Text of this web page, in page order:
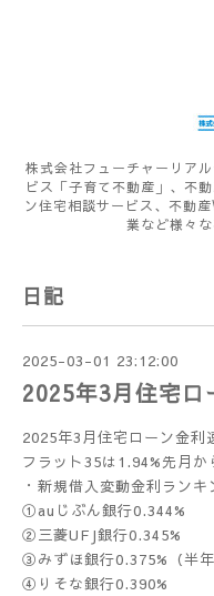
株式会社フューチャーリア
ビス「子育て不動産」、不
ン住宅相談サービス、不動
業など様々
日記
2025-03-01 23:12:00
2025年3月住宅ロ
2025年3月住宅ローン金利
フラット35は1.94%先月か
・新規借入変動金利ランキ
①auじぶん銀行0.344%
②三菱UFJ銀行0.345%
③みずほ銀行0.375%（半年
④りそな銀行0.390%